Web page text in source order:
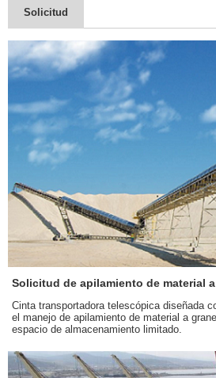
Solicitud
Solicitud de apilamiento de material
Cinta transportadora telescópica diseñada
el manejo de apilamiento de material a
espacio de almacenamiento limitado.